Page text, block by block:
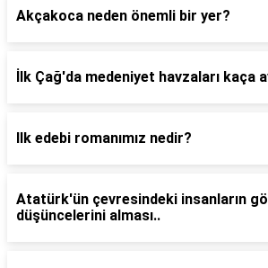
Akçakoca neden önemli bir yer?
İlk Çağ'da medeniyet havzaları kaça
Ilk edebi romanımız nedir?
Atatürk'ün çevresindeki insanların
düşüncelerini alması..